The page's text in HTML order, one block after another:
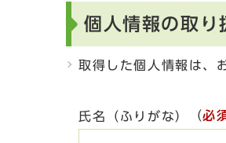
個人情報の取り
取得した個人情報は、
氏名（ふりがな） （必